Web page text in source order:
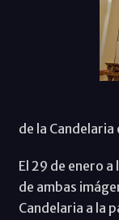
de la Candelaria
El 29 de enero
de ambas
Candelaria a la